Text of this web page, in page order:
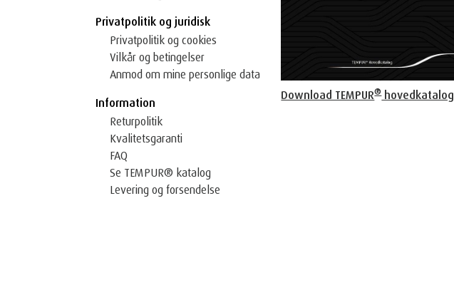
Privatpolitik og juridisk
Privatpolitik og cookies
Vilkår og betingelser
Anmod om mine personlige data
Information
Returpolitik
Kvalitetsgaranti
FAQ
Se TEMPUR® katalog
Levering og forsendelse
Download TEMPUR®hovedkatalog